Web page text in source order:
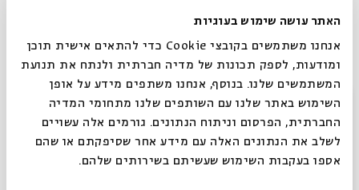
האתר עושה שימוש בעוגיות
אנחנו משתמשים בקובצי Cookie כדי להתאים אישית תוכן
ומודעות, לספק תכונות של מדיה חברתית ולנתח את תנועת
המשתמשים שלנו. בנוסף, אנחנו משתפים מידע על אופן
השימוש באתר שלנו עם השותפים שלנו מתחומי המדיה
החברתית, הפרסום וניתוח הנתונים. גורמים אלה עשויים
לשלב את הנתונים האלה עם מידע אחר שסיפקתם או שהם
אספו בעקבות השימוש שעשיתם בשירותים שלהם.
סגור